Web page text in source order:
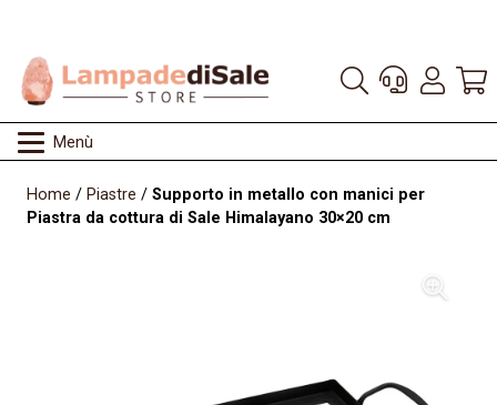
Menù
Home / Piastre / Supporto in metallo con manici per
Piastra da cottura di Sale Himalayano 30×20 cm